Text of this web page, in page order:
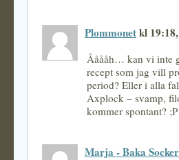
Plommonetkl
Ååååh… kan vi inte
recept som jag vill
period? Eller i alla
Axplock – svamp,
kommer spontant? ;P
Marja - Baka